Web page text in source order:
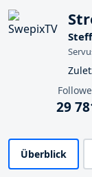
Steff
29
Überblick